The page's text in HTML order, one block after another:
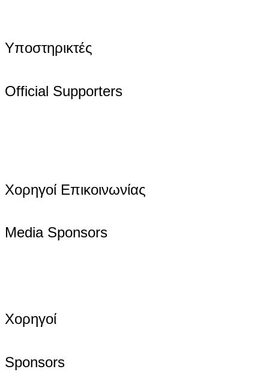
Υποστηρικτές
Official Supporters
Χορηγοί Επικοινωνίας
Media Sponsors
Χορηγοί
Sponsors